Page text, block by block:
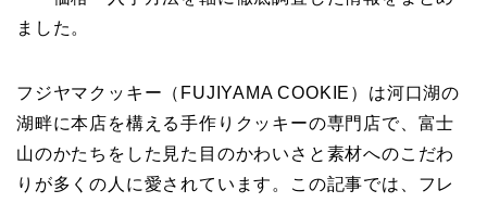
ました。
フジヤマクッキー（FUJIYAMA COOKIE）は河口湖の
湖畔に本店を構える手作りクッキーの専門店で、富士
山のかたちをした見た目のかわいさと素材へのこだわ
りが多くの人に愛されています。この記事では、フレ